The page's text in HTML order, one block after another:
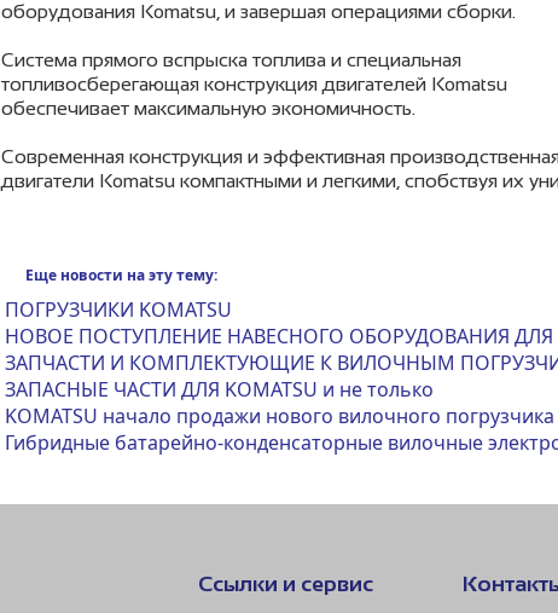
оборудования Komatsu, и завершая операциями сборки.
Система прямого вспрыска топлива и специальная
топливосберегающая конструкция двигателей Komatsu
обеспечивает максимальную экономичность.
Современная конструкция и эффективная
двигатели Komatsu компактными и легкими, спобствуя их
Еще новости на эту тему:
ПОГРУЗЧИКИ KOMATSU
НОВОЕ ПОСТУПЛЕНИЕ НАВЕСНОГО ОБОРУДОВАНИЯ
ЗАПЧАСТИ И КОМПЛЕКТУЮЩИЕ К ВИЛОЧНЫМ
ЗАПАСНЫЕ ЧАСТИ ДЛЯ KOMATSU и не только
KOMATSU начало продажи нового вилочного погрузчика
Гибридные батарейно-конденсаторные вилочные
Ссылки и сервис